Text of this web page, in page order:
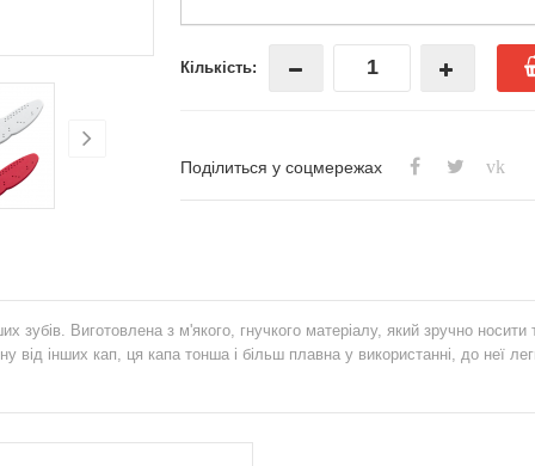
Кількість:
Поділиться у соцмережах vk
Виготовлена з м'якого, гнучкого матеріалу, який зручно
від інших кап, ця капа тонша і більш плавна у використанні, до неї